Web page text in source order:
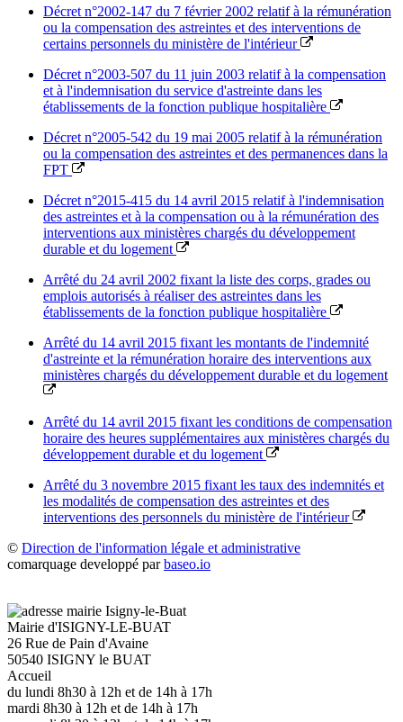
Décret n°2002-147 du 7 février 2002 relatif à la rémunération
ou la compensation des astreintes et des interventions de
certains personnels du ministère de l'intérieur
Décret n°2003-507 du 11 juin 2003 relatif à la compensation
et à l'indemnisation du service d'astreinte dans les
établissements de la fonction publique hospitalière
Décret n°2005-542 du 19 mai 2005 relatif à la rémunération
ou la compensation des astreintes et des permanences dans la
FPT
Décret n°2015-415 du 14 avril 2015 relatif à l'indemnisation
des astreintes et à la compensation ou à la rémunération des
interventions aux ministères chargés du développement
durable et du logement
Arrêté du 24 avril 2002 fixant la liste des corps, grades ou
emplois autorisés à réaliser des astreintes dans les
établissements de la fonction publique hospitalière
Arrêté du 14 avril 2015 fixant les montants de l'indemnité
d'astreinte et la rémunération horaire des interventions aux
ministères chargés du développement durable et du logement
Arrêté du 14 avril 2015 fixant les conditions de compensation
horaire des heures supplémentaires aux ministères chargés du
développement durable et du logement
Arrêté du 3 novembre 2015 fixant les taux des indemnités et
les modalités de compensation des astreintes et des
interventions des personnels du ministère de l'intérieur
© Direction de l'information légale et administrative
comarquage developpé parbaseo.io
Mairie d'ISIGNY-LE-BUAT
26 Rue de Pain d'Avaine
50540 ISIGNY le BUAT
Accueil
du lundi 8h30 à 12h et de 14h à 17h
mardi 8h30 à 12h et de 14h à 17h